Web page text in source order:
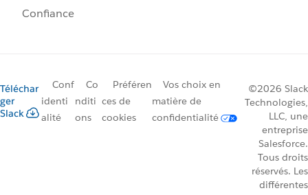
Confiance
Téléchar
ger
Slack
Conf
identi
alité
Co
nditi
ons
Préféren
ces de
cookies
Vos choix en
matière de
confidentialité
©2026 Slack
Technologies,
LLC, une
entreprise
Salesforce.
Tous droits
réservés. Les
différentes